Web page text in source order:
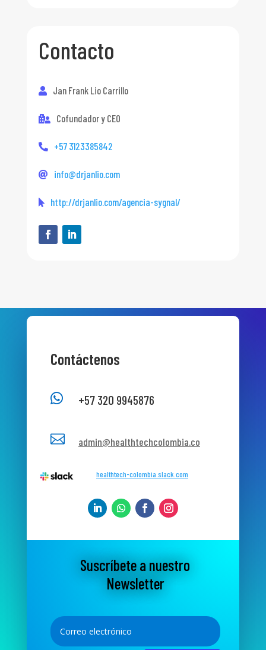
Contacto
Jan Frank Lio Carrillo
Cofundador y CEO
+57 3123385842
info@drjanlio.com
http://drjanlio.com/agencia-sygnal/
Contáctenos
 +57 320 9945876
 admin@healthtechcolombia.co
healthtech-colombia.slack.com
Suscríbete a nuestro
Newsletter